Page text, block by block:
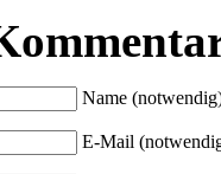
Name
E-Mail